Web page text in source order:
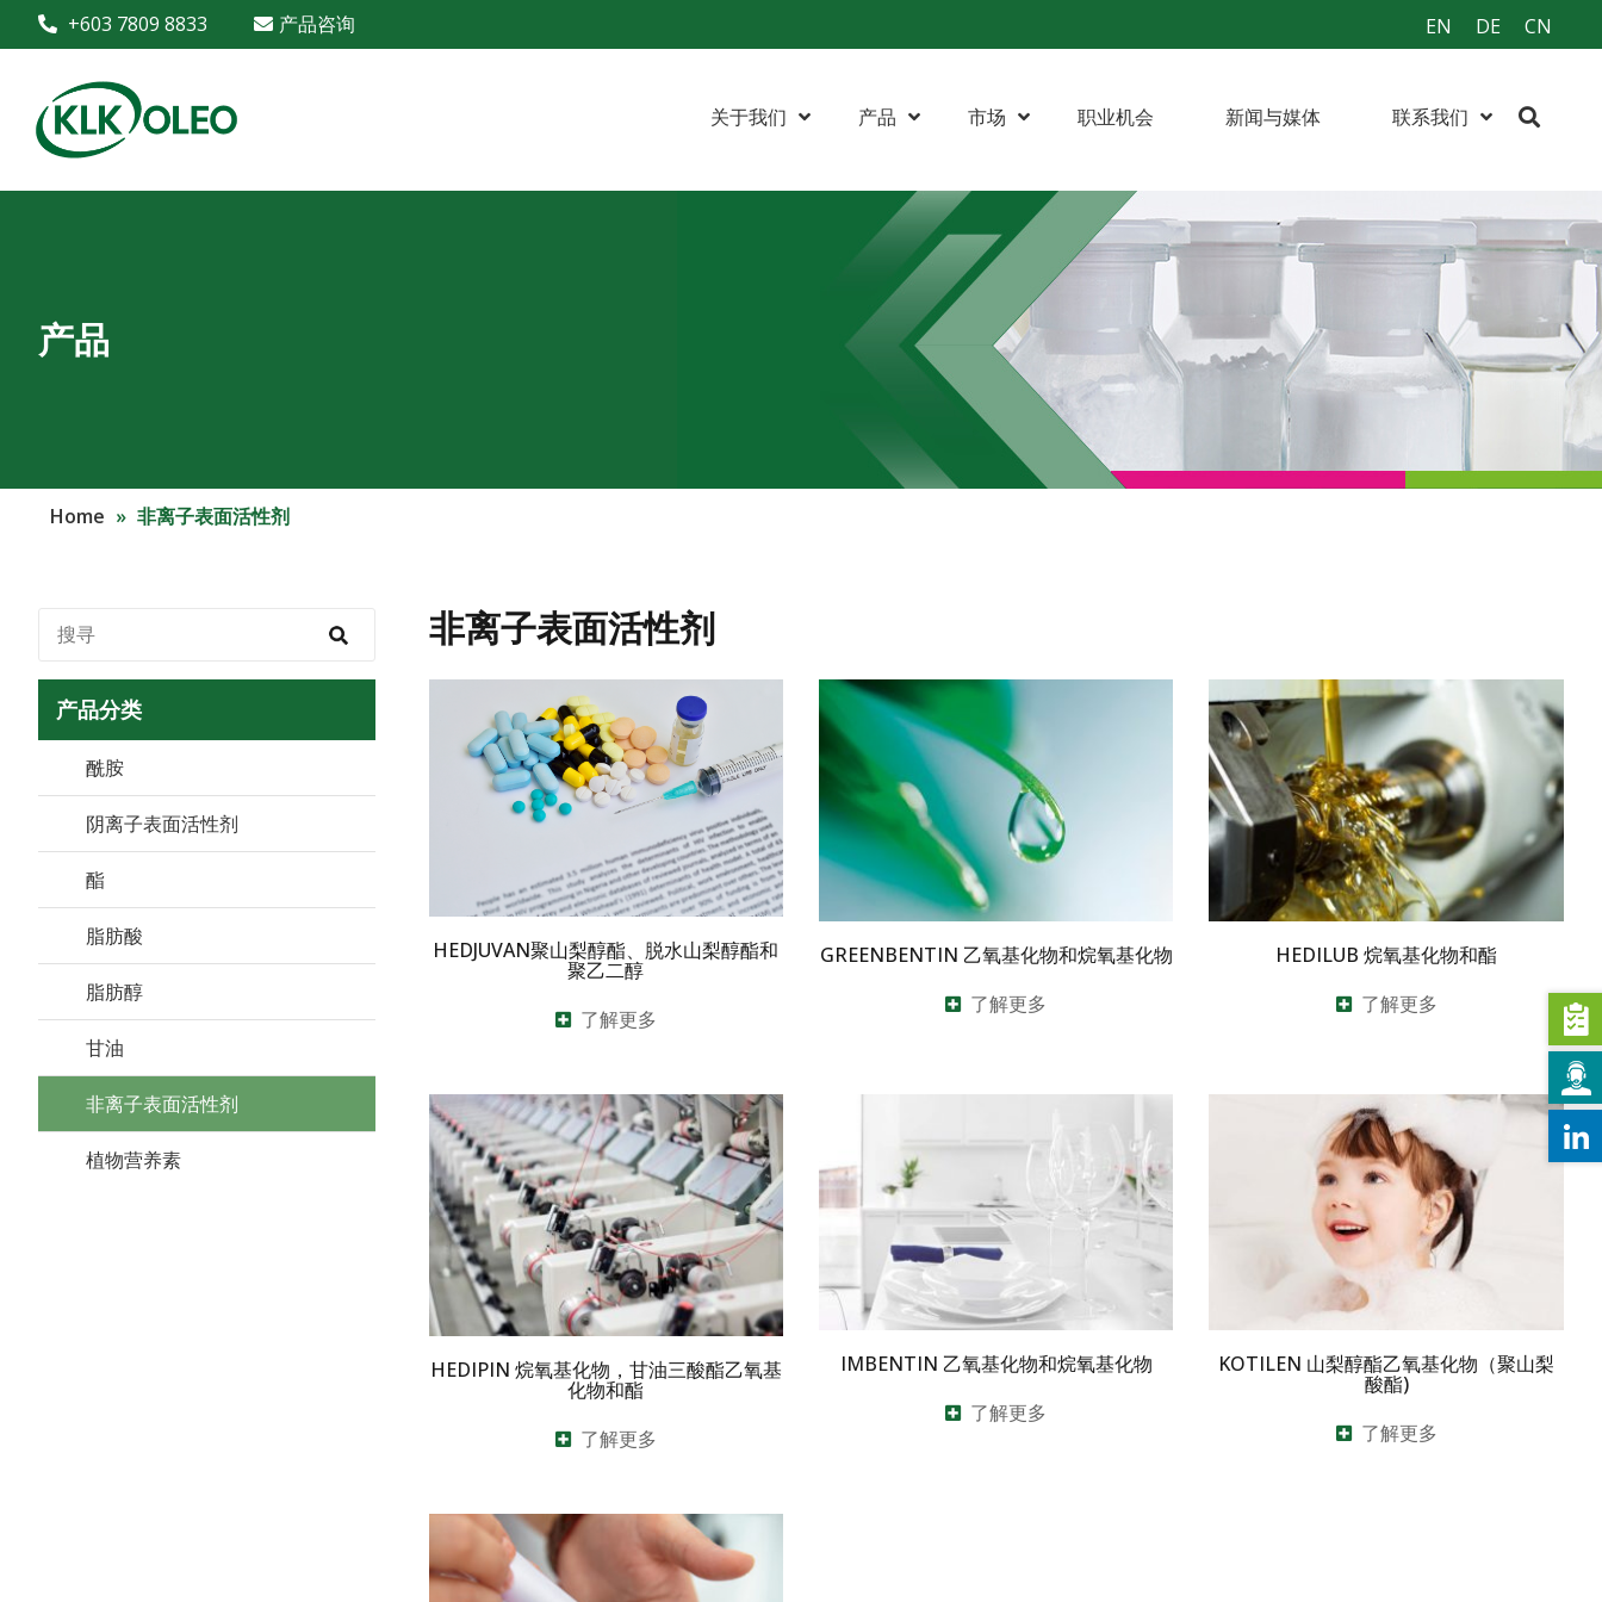
+603 7809 8833 产品咨询 EN DE CN
关于我们 产品 市场 职业机会 新闻与媒体 联系我们
产品
Home » 非离子表面活性剂
非离子表面活性剂
HEDJUVAN聚山梨醇酯、脱水山梨醇酯和
聚乙二醇
了解更多
GREENBENTIN 乙氧基化物和烷氧基化物
了解更多
HEDILUB 烷氧基化物和酯
了解更多
HEDIPIN 烷氧基化物，甘油三酸酯乙氧基
化物和酯
了解更多
IMBENTIN 乙氧基化物和烷氧基化物
了解更多
KOTILEN 山梨醇酯乙氧基化物（聚山梨
酸酯)
了解更多
产品分类
酰胺
阴离子表面活性剂
酯
脂肪酸
脂肪醇
甘油
非离子表面活性剂
植物营养素